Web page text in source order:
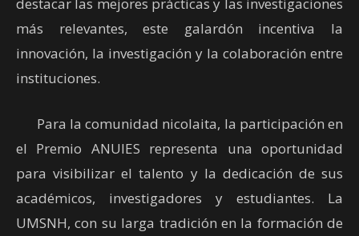
más relevantes, este galardón incentiva la
innovación, la investigación y la colaboración entre
instituciones.
Para la comunidad nicolaita, la participación en
el Premio ANUIES representa una oportunidad
para visibilizar el talento y la dedicación de sus
académicos, investigadores y estudiantes. La
UMSNH, con su larga tradición en la formación de